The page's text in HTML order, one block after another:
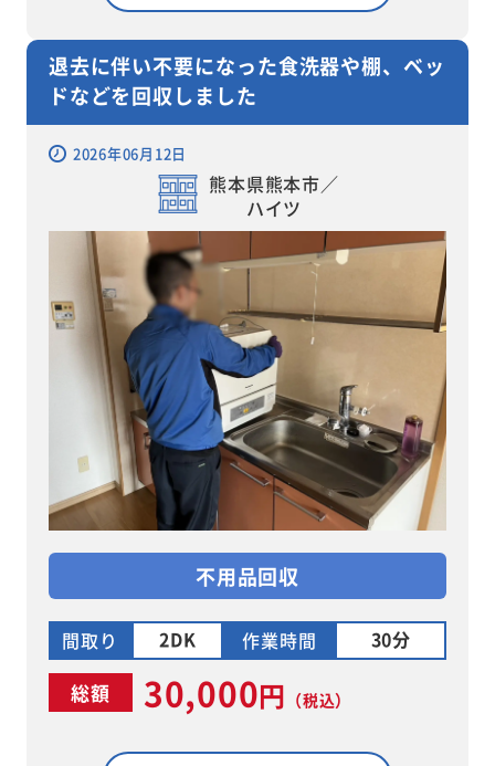
退去に伴い不要になった食洗器や棚、ベッ
ドなどを回収しました
2026年06月12日
熊本県熊本市／
ハイツ
不用品回収
間取り 2DK 作業時間 30分
総額 30,000円 （税込）